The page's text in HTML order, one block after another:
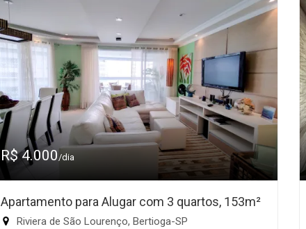
R$ 4.000/dia
Apartamento para Alugar com 3 quartos, 153m²
Riviera de São Lourenço, Bertioga-SP